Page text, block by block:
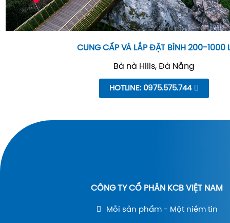
CUNG CẤP VÀ LẮP ĐẶT BÌNH 200-1000
Bà nà Hills, Đà Nẵng
HOTLINE: 0975.575.744
CÔNG TY CỔ PHẦN KCB VIỆT NAM
Mỗi sản phẩm - Một niềm tin